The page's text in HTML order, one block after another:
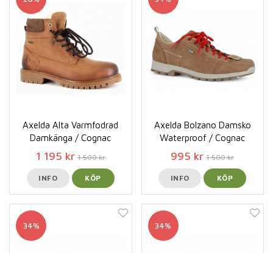
Axelda Alta Varmfodrad
Damkänga / Cognac
1 195 kr 1 500 kr
INFO KÖP
Axelda Bolzano Damsko
Waterproof / Cognac
995 kr 1 500 kr
INFO KÖP
34% 34%